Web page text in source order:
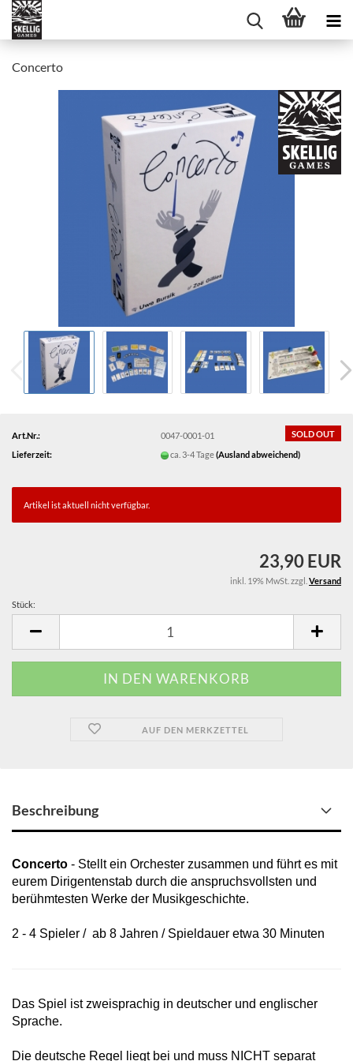
Concerto
SOLD OUT
Art.Nr.:
0047-0001-01
Lieferzeit:
ca. 3-4 Tage(Ausland abweichend)
Artikel ist aktuell nicht verfügbar.
23,90 EUR
inkl. 19% MwSt. zzgl. Versand
Stück:
AUF DEN MERKZETTEL
Beschreibung
Concerto - Stellt ein Orchester zusammen und führt es mit
eurem Dirigentenstab durch die anspruchsvollsten und
berühmtesten Werke der Musikgeschichte.
2 - 4 Spieler / ab 8 Jahren / Spieldauer etwa 30 Minuten
Das Spiel ist zweisprachig in deutscher und englischer
Sprache.
Die deutsche Regel liegt bei und muss NICHT separat